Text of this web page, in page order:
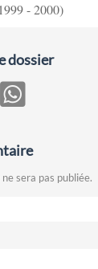
- 2000)
dossier
sera pas publiée.